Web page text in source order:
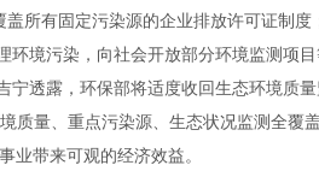
所有固定污染源的企业排放许可证制度
境污染，向社会开放部分环境监测项目
透露，环保部将适度收回生态环境质
质量、重点污染源、生态状况监测全覆
业带来可观的经济效益。